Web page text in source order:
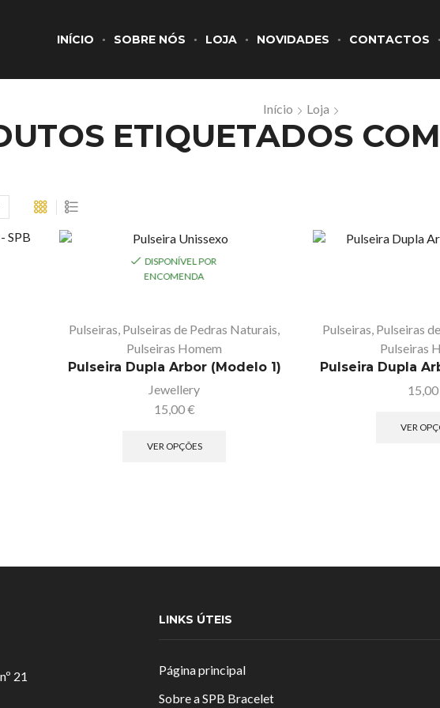
INÍCIO SOBRE NÓS LOJA NOVIDADES CONTACTOS
Início Loja
ETIQUETADOS
DISPONÍVEL POR
ENCOMENDA
Pulseiras, Pulseiras de Pedras Naturais,
Pulseiras Homem
Pulseira Dupla Arbor (Modelo 1)
Jewellery
15,00€
VER OPÇÕES
Pulseiras, Pulseiras
Pulseiras
Pulseira Dupla
15,00
VER
21
LINKS ÚTEIS
Página principal
Sobre a SPB Bracelet